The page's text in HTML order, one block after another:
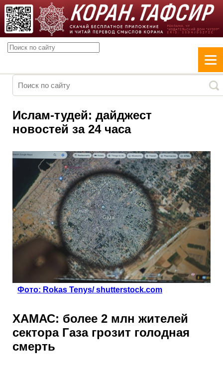
Ислам-тудей: дайджест
новостей за 24 часа
Фото: Rokas Tenys/ shutterstock.com
ХАМАС: более 2 млн жителей
сектора Газа грозит голодная
смерть